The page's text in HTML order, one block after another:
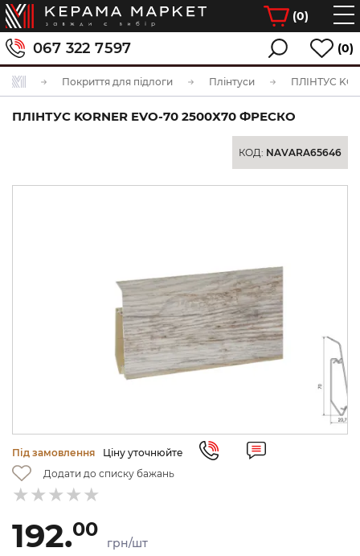
(0)
067 322 7597 (0)
Покриття для підлоги Плінтуси
ПЛІНТУС KORNER EVO-70 2500Х70 ФРЕСКО
КОД: NAVARA65646
Під замовлення
Ціну уточнюйте
Додати до списку бажань
192.00
грн/шт